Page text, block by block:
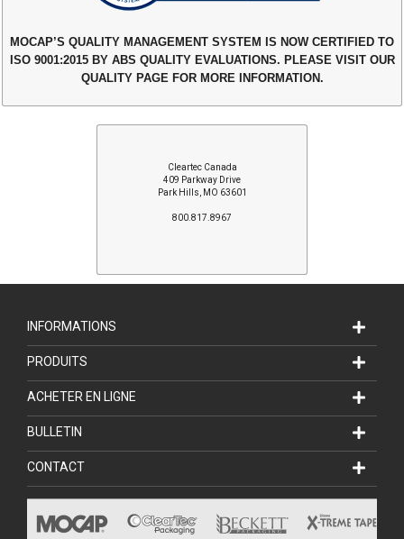
MOCAP’S QUALITY MANAGEMENT SYSTEM IS NOW CERTIFIED TO
ISO 9001:2015 BY ABS QUALITY EVALUATIONS. PLEASE VISIT OUR
QUALITY PAGE FOR MORE INFORMATION.
Cleartec Canada
409 Parkway Drive
Park Hills, MO 63601
800.817.8967
INFORMATIONS
PRODUITS
ACHETER EN LIGNE
BULLETIN
CONTACT